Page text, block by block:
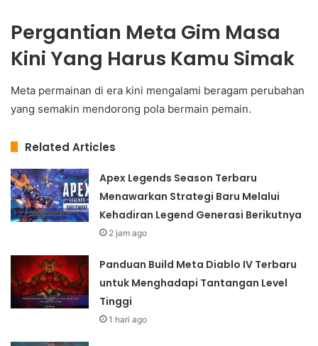
Pergantian Meta Gim Masa
Kini Yang Harus Kamu Simak
Meta permainan di era kini mengalami beragam perubahan
yang semakin mendorong pola bermain pemain.
Related Articles
Apex Legends Season Terbaru
Menawarkan Strategi Baru Melalui
Kehadiran Legend Generasi Berikutnya
2 jam ago
Panduan Build Meta Diablo IV Terbaru
untuk Menghadapi Tantangan Level
Tinggi
1 hari ago